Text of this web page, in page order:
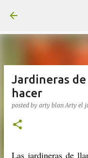
Jardineras
hacer
posted by arty blanArty el
Las jardineras de